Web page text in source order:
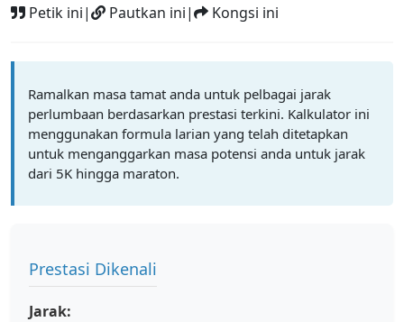
Petik ini| Pautkan ini| Kongsi ini
Ramalkan masa tamat anda untuk pelbagai jarak
perlumbaan berdasarkan prestasi terkini. Kalkulator ini
menggunakan formula larian yang telah ditetapkan
untuk menganggarkan masa potensi anda untuk jarak
dari 5K hingga maraton.
Prestasi Dikenali
Jarak: